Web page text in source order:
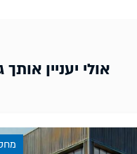
אולי יעניין אותך